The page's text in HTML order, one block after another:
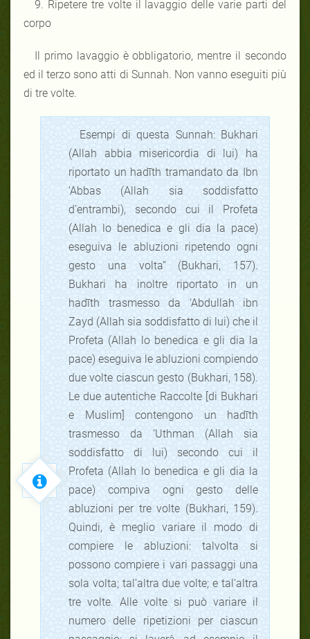
9. Ripetere tre volte il lavaggio delle varie parti del
corpo
Il primo lavaggio è obbligatorio, mentre il secondo
ed il terzo sono atti di Sunnah. Non vanno eseguiti più
di tre volte.
Esempi di questa Sunnah: Bukhari
(Allah abbia misericordia di lui) ha
riportato un hadīth tramandato da Ibn
‘Abbas (Allah sia soddisfatto
d’entrambi), secondo cui il Profeta
(Allah lo benedica e gli dia la pace)
eseguiva le abluzioni ripetendo ogni
gesto una volta” (Bukhari, 157).
Bukhari ha inoltre riportato in un
hadīth trasmesso da ‘Abdullah ibn
Zayd (Allah sia soddisfatto di lui) che il
Profeta (Allah lo benedica e gli dia la
pace) eseguiva le abluzioni compiendo
due volte ciascun gesto (Bukhari, 158).
Le due autentiche Raccolte [di Bukhari
e Muslim] contengono un hadīth
trasmesso da ‘Uthman (Allah sia
soddisfatto di lui) secondo cui il
Profeta (Allah lo benedica e gli dia la
pace) compiva ogni gesto delle
abluzioni per tre volte (Bukhari, 159).
Quindi, è meglio variare il modo di
compiere le abluzioni: talvolta si
possono compiere i vari passaggi una
sola volta; tal’altra due volte; e tal’altra
tre volte. Alle volte si può variare il
numero delle ripetizioni per ciascun